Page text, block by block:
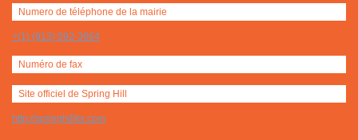
Numero de téléphone de la mairie
+(1) (913) 592-3664
Numéro de fax
Site officiel de Spring Hill
http://springhillks.com